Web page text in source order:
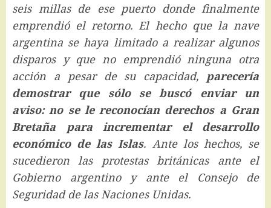
seis millas de ese puerto donde finalmente
emprendió el retorno. El hecho que la nave
argentina se haya limitado a realizar algunos
disparos y que no emprendió ninguna otra
acción a pesar de su capacidad, parecería
demostrar que sólo se buscó enviar un
aviso: no se le reconocían derechos a Gran
Bretaña para incrementar el desarrollo
económico de las Islas. Ante los hechos, se
sucedieron las protestas británicas ante el
Gobierno argentino y ante el Consejo de
Seguridad de las Naciones Unidas.